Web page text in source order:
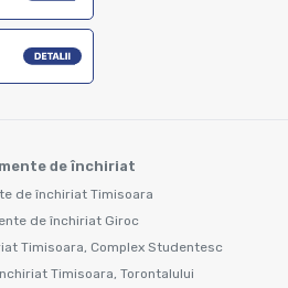
de închiriat
de închiriat Timisoara
de închiriat Giroc
Timisoara, Complex Studentesc
Timisoara, Torontalului